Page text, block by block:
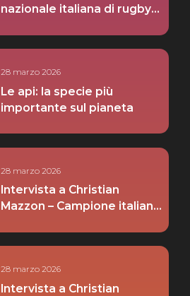
nazionale italiana di rugby
28 marzo 2026
Le api: la specie più
importante sul pianeta
28 marzo 2026
Intervista a Christian
Mazzon – Campione italiano
28 marzo 2026
Intervista a Christian